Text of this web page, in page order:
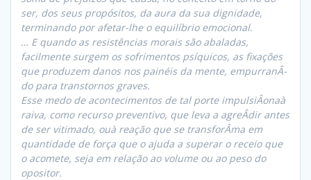
ser, dos seus propósitos, da aura da sua dignidade,
terminando por afetar-lhe o equilíbrio emocional.
… E quando as resistências morais são abaladas,
facilmente surgem os sofrimentos psíquicos, as fixações
que produzem danos nos painéis da mente, empurranÂ­
do para transtornos graves.
Esse medo de acontecimentos de tal porte impulsiÂ­onaà
raiva, como recurso preventivo, que leva a agreÂ­dir antes
de ser vitimado, ouà reação que se transforÂ­ma em
quantidade de força que o ajuda a superar o receio que
o acomete, seja em relação ao volume ou ao peso do
opositor.